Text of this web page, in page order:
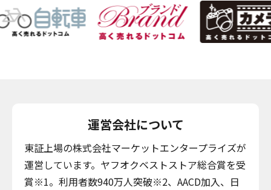
運営会社について
東証上場の株式会社マーケットエンタープライズが
運営しています。ヤフオクベストストア総合賞を受
賞※1。利用者数940万人突破※2、AACD加入、日